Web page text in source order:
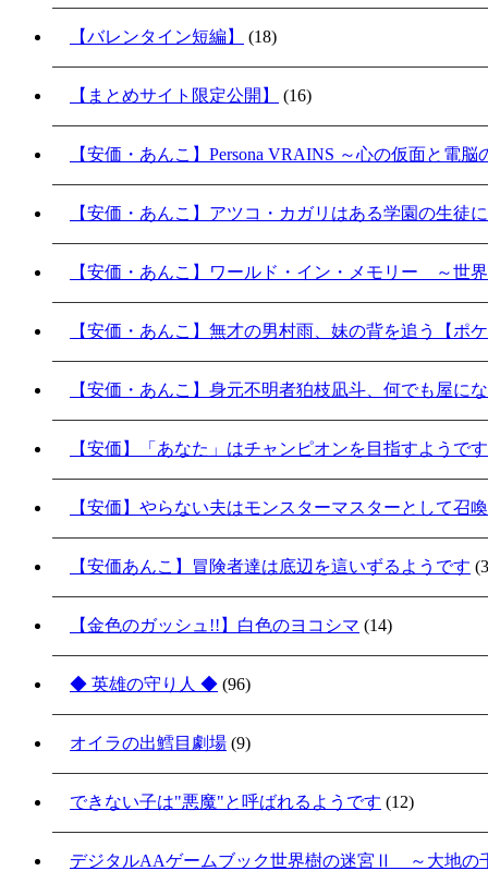
【バレンタイン短編】 (18)
【まとめサイト限定公開】 (16)
【安価・あんこ】Persona VRAINS ～心の仮面と電脳
【安価・あんこ】アツコ・カガリはある学園の生徒
【安価・あんこ】ワールド・イン・メモリー ～世
【安価・あんこ】無才の男村雨、妹の背を追う【ポ
【安価・あんこ】身元不明者狛枝凪斗、何でも屋に
【安価】「あなた」はチャンピオンを目指すようで
【安価】やらない夫はモンスターマスターとして召
【安価あんこ】冒険者達は底辺を這いずるようです
【金色のガッシュ!!】白色のヨコシマ (14)
◆ 英雄の守り人 ◆ (96)
オイラの出鱈目劇場 (9)
できない子は"悪魔"と呼ばれるようです (12)
デジタルAAゲームブック世界樹の迷宮Ⅱ ～大地の